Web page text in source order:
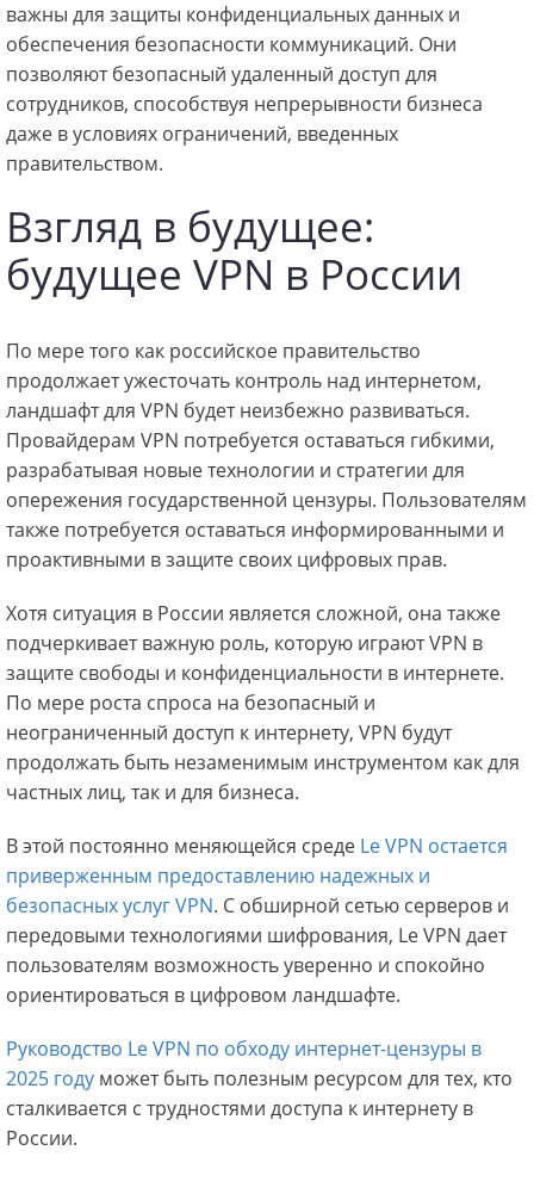
важны для защиты конфиденциальных данных и
обеспечения безопасности коммуникаций. Они
позволяют безопасный удаленный доступ для
сотрудников, способствуя непрерывности бизнеса
даже в условиях ограничений, введенных
правительством.
Взгляд в будущее:
будущее VPN в России
По мере того как российское правительство
продолжает ужесточать контроль над интернетом,
ландшафт для VPN будет неизбежно развиваться.
Провайдерам VPN потребуется оставаться гибкими,
разрабатывая новые технологии и стратегии для
опережения государственной цензуры. Пользователям
также потребуется оставаться информированными и
проактивными в защите своих цифровых прав.
Хотя ситуация в России является сложной, она также
подчеркивает важную роль, которую играют VPN в
защите свободы и конфиденциальности в интернете.
По мере роста спроса на безопасный и
неограниченный доступ к интернету, VPN будут
продолжать быть незаменимым инструментом как для
частных лиц, так и для бизнеса.
В этой постоянно меняющейся среде Le VPN остается
приверженным предоставлению надежных и
безопасных услуг VPN. С обширной сетью серверов и
передовыми технологиями шифрования, Le VPN дает
пользователям возможность уверенно и спокойно
ориентироваться в цифровом ландшафте.
Руководство Le VPN по обходу интернет-цензуры в
2025 году может быть полезным ресурсом для тех, кто
сталкивается с трудностями доступа к интернету в
России.